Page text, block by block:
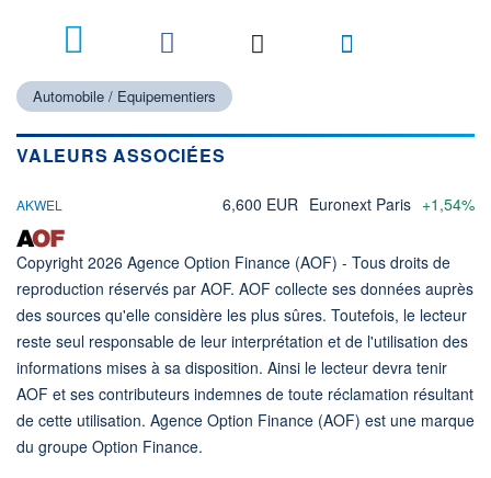
Automobile / Equipementiers
VALEURS ASSOCIÉES
AKWEL 6,600 EUR Euronext Paris +1,54%
Copyright 2026 Agence Option Finance (AOF) - Tous droits de
reproduction réservés par AOF. AOF collecte ses données auprès
des sources qu'elle considère les plus sûres. Toutefois, le lecteur
reste seul responsable de leur interprétation et de l'utilisation des
informations mises à sa disposition. Ainsi le lecteur devra tenir
AOF et ses contributeurs indemnes de toute réclamation résultant
de cette utilisation. Agence Option Finance (AOF) est une marque
du groupe Option Finance.